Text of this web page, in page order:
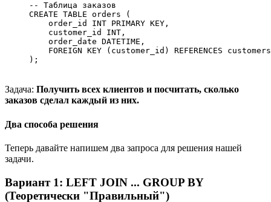
-- Таблица заказов
CREATE TABLE orders (
    order_id INT PRIMARY KEY,
    customer_id INT,
    order_date DATETIME,
FOREIGN KEY (customer_id) REFERENCES
Задача: Получить всех клиентов и посчитать, сколько
заказов сделал каждый из них.
Два способа решения
Теперь давайте напишем два запроса для решения нашей
задачи.
Вариант 1: LEFT JOIN ... GROUP BY
(Теоретически "Правильный")